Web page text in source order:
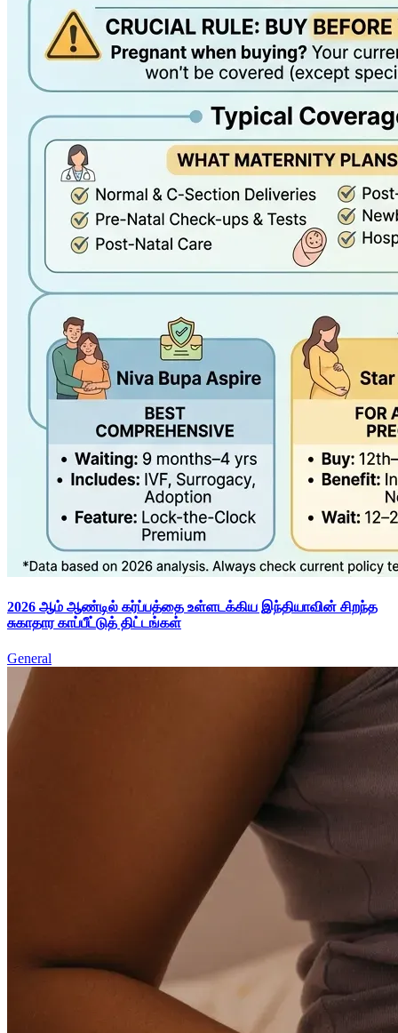
2026 ஆம் ஆண்டில் கர்ப்பத்தை உள்ளடக்கிய இந்தியாவின் சிறந்த
சுகாதார காப்பீட்டுத் திட்டங்கள்
General